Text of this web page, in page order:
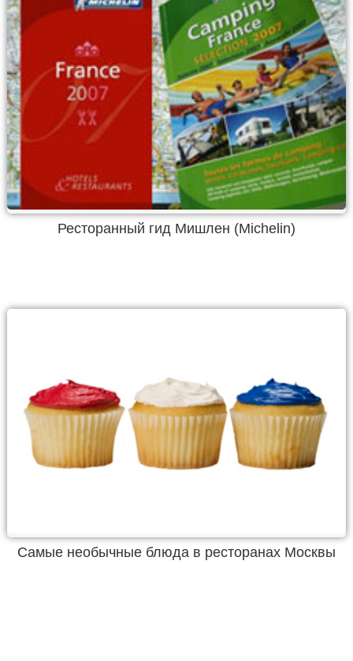
Ресторанный гид Мишлен (Michelin)
Самые необычные блюда в ресторанах Москвы